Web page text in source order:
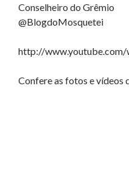
Conselheiro do Grêmio
@BlogdoMosquetei
http://www.youtube.com/
Confere as fotos e vídeos